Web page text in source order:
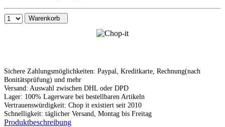
Warenkorb
Sichere Zahlungsmöglichkeiten: Paypal, Kreditkarte, Rechnung(nach
Bonitätsprüfung) und mehr
Versand: Auswahl zwischen DHL oder DPD
Lager: 100% Lagerware bei bestellbaren Artikeln
Vertrauenswürdigkeit: Chop it existiert seit 2010
Schnelligkeit: täglicher Versand, Montag bis Freitag
Produktbeschreibung